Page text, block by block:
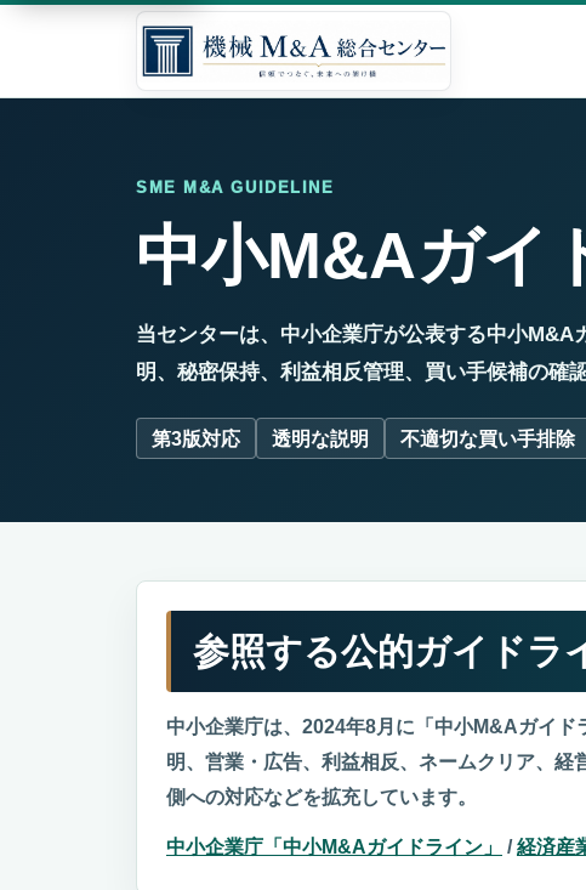
SME M&A GUIDELINE
中小M&Aガイ
当センターは、中小企業庁が公表する中小
明、秘密保持、利益相反管理、買い手候補の確
第3版対応 透明な説明 不適切な買い手排除
参照する公的ガイドラ
中小企業庁は、2024年8月に「中小M&Aガイ
明、営業・広告、利益相反、ネームクリア、
側への対応などを拡充しています。
中小企業庁「中小M&Aガイドライン」 /経済産